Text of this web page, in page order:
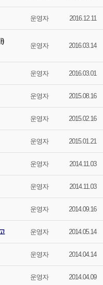
운영자 2016.12.11
)
운영자 2016.03.14
운영자 2016.03.01
운영자 2015.08.16
운영자 2015.02.16
운영자 2015.01.21
운영자 2014.11.03
운영자 2014.11.03
운영자 2014.09.16
운영자 2014.05.14
운영자 2014.04.14
운영자 2014.04.09